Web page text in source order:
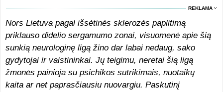
REKLAMA
Nors Lietuva pagal išsėtinės sklerozės paplitimą
priklauso didelio sergamumo zonai, visuomenė apie šią
sunkią neurologinę ligą žino dar labai nedaug, sako
gydytojai ir vaistininkai. Jų teigimu, neretai šią ligą
žmonės painioja su psichikos sutrikimais, nuotaikų
kaita ar net paprasčiausiu nuovargiu. Paskutinį